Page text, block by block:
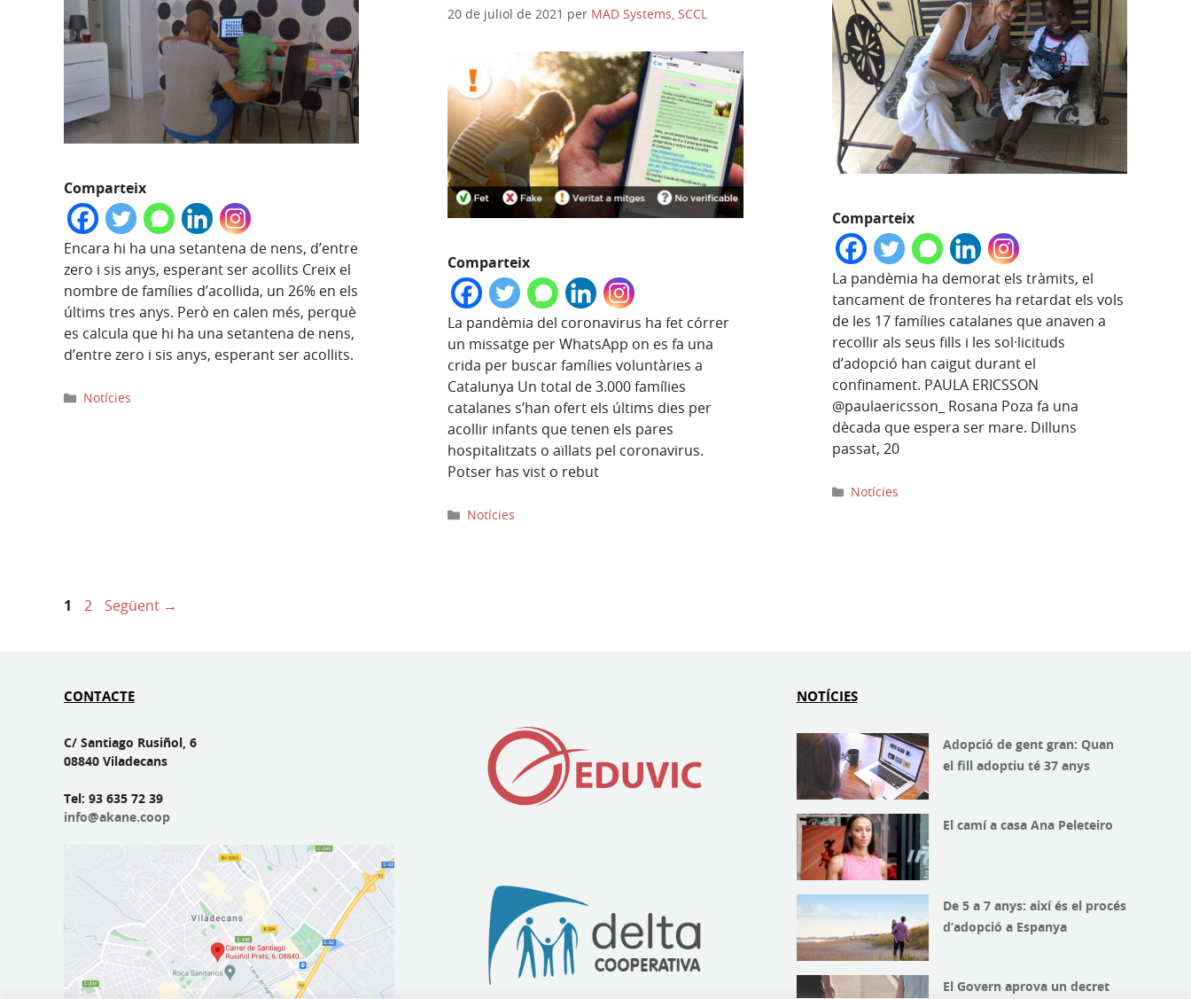
Comparteix
Encara hi ha una setantena de nens, d’entre
zero i sis anys, esperant ser acollits Creix el
nombre de famílies d’acollida, un 26% en els
últims tres anys. Però en calen més, perquè
es calcula que hi ha una setantena de nens,
d’entre zero i sis anys, esperant ser acollits.
Categories
Notícies
20 de juliol de 2021 per MAD Systems, SCCL
Comparteix
La pandèmia del coronavirus ha fet córrer
un missatge per WhatsApp on es fa una
crida per buscar famílies voluntàries a
Catalunya Un total de 3.000 famílies
catalanes s’han ofert els últims dies per
acollir infants que tenen els pares
hospitalitzats o aïllats pel coronavirus.
Potser has vist o rebut
Categories
Notícies
Comparteix
La pandèmia ha demorat els tràmits, el
tancament de fronteres ha retardat els vols
de les 17 famílies catalanes que anaven a
recollir als seus fills i les sol·licituds
d’adopció han caigut durant el
confinament. PAULA ERICSSON
@paulaericsson_ Rosana Poza fa una
dècada que espera ser mare. Dilluns
passat, 20
Categories
Notícies
Pàgina
1 Pàgina
2 Següent →
CONTACTE
C/ Santiago Rusiñol, 6
08840 Viladecans
Tel: 93 635 72 39
info@akane.coop
NOTÍCIES
Adopció de gent gran: Quan
el fill adoptiu té 37 anys
El camí a casa Ana Peleteiro
De 5 a 7 anys: així és el procés
d’adopció a Espanya
El Govern aprova un decret